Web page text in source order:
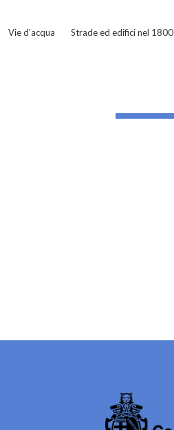
Vie d’acqua Strade ed edifici nel 1800